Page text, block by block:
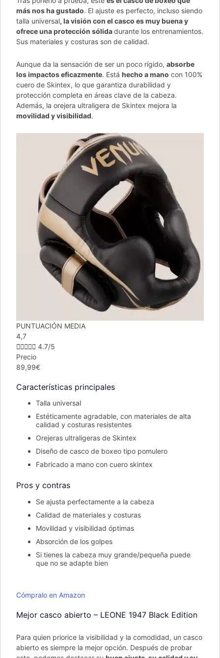
más nos ha gustado. El ajuste es perfecto, incluso siendo
talla universal, la visión con el casco es muy buena y
ofrece una protección sólidadurante los entrenamientos.
Sus materiales y costuras son de calidad.
Aunque da la sensación de ser un poco rígido, absorbe
los impactos eficazmente. Está hecho a mano con 100%
cuero de Skintex, lo que garantiza durabilidad y
protección completa en áreas clave de la cabeza.
Además, la orejera ultraligera de Skintex mejora la
movilidad y visibilidad.
PUNTUACIÓN MEDIA
4,7
 4.7/5
Precio
89,99€
Características principales
Talla universal
Estéticamente agradable, con materiales de alta
calidad y costuras resistentes
Orejeras ultraligeras de Skintex
Diseño de casco de boxeo tipo pomulero
Fabricado a mano con cuero skintex
Pros y contras
Se ajusta perfectamente a la cabeza
Calidad de materiales y costuras
Movilidad y visibilidad óptimas
Absorción de los golpes
Si tienes la cabeza muy grande/pequeña puede
que no se adapte bien
Cómpralo en Amazon
Mejor casco abierto – LEONE 1947 Black Edition
Para quien priorice la visibilidad y la comodidad, un casco
abierto es siempre la mejor opción. Después de probar